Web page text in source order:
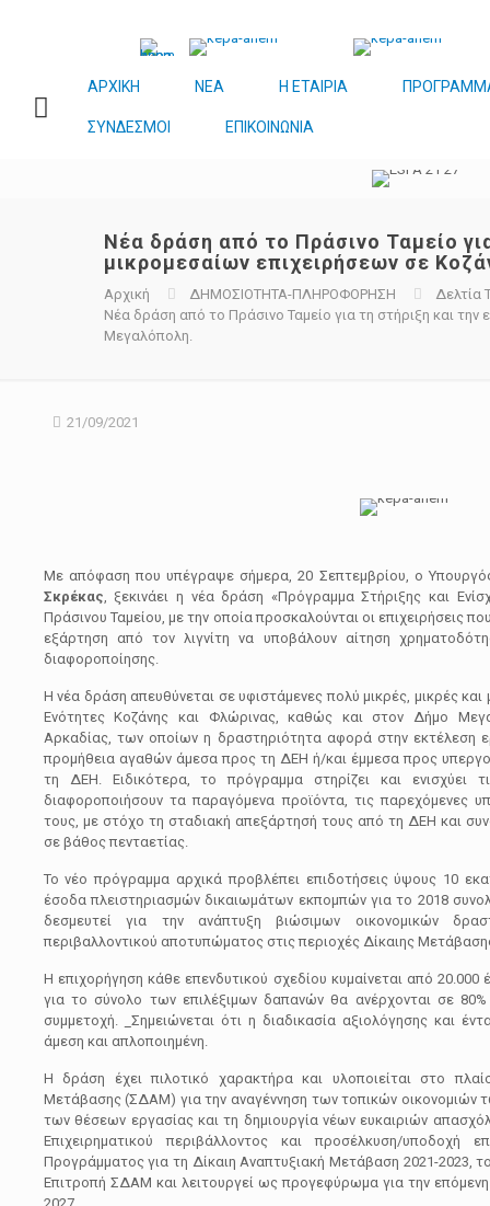
ΑΡΧΙΚΗ ΝΕΑ Η ΕΤΑΙΡΙΑ
ΣΥΝΔΕΣΜΟΙ ΕΠΙΚΟΙΝΩΝΙΑ
Νέα δράση από το Πράσινο Ταμείο
μικρομεσαίων επιχειρήσεων σε
Αρχική ΔΗΜΟΣΙΟΤΗΤΑ-ΠΛΗΡΟΦΟΡΗΣΗ
Δελτία
Νέα δράση από το Πράσινο Ταμείο για τη στήριξη και
Μεγαλόπολη.
21/09/2021
Με απόφαση που υπέγραψε σήμερα, 20 Σεπτεμβρίου, ο
Σκρέκας, ξεκινάει η νέα δράση «Πρόγραμμα Στήριξης και
Πράσινου Ταμείου, με την οποία προσκαλούνται οι επιχειρήσεις
εξάρτηση από τον λιγνίτη να υποβάλουν αίτηση
διαφοροποίησης.
Η νέα δράση απευθύνεται σε υφιστάμενες πολύ μικρές, μικρές και
Ενότητες Κοζάνης και Φλώρινας, καθώς και στον Δήμο
Αρκαδίας, των οποίων η δραστηριότητα αφορά στην εκτέλεση
προμήθεια αγαθών άμεσα προς τη ΔΕΗ ή/και έμμεσα προς
τη ΔΕΗ. Ειδικότερα, το πρόγραμμα στηρίζει και ενισχύει
διαφοροποιήσουν τα παραγόμενα προϊόντα, τις παρεχόμενες
τους, με στόχο τη σταδιακή απεξάρτησή τους από τη ΔΕΗ και
σε βάθος πενταετίας.
Το νέο πρόγραμμα αρχικά προβλέπει επιδοτήσεις ύψους 10
έσοδα πλειστηριασμών δικαιωμάτων εκπομπών για το 2018
δεσμευτεί για την ανάπτυξη βιώσιμων οικονομικών
περιβαλλοντικού αποτυπώματος στις περιοχές Δίκαιης
Η επιχορήγηση κάθε επενδυτικού σχεδίου κυμαίνεται από
για το σύνολο των επιλέξιμων δαπανών θα ανέρχονται σε 80%
συμμετοχή.
Σημειώνεται ότι η διαδικασία αξιολόγησης και
άμεση και απλοποιημένη.
Η δράση έχει πιλοτικό χαρακτήρα και υλοποιείται στο
Μετάβασης (ΣΔΑΜ) για την αναγέννηση των τοπικών οικονομιών
των θέσεων εργασίας και τη δημιουργία νέων ευκαιριών
Επιχειρηματικού περιβάλλοντος και προσέλκυση/υποδοχή
Προγράμματος για τη Δίκαιη Αναπτυξιακή Μετάβαση 2021-2023,
Επιτροπή ΣΔΑΜ και λειτουργεί ως προγεφύρωμα για την